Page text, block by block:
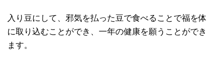
入り豆にして、邪気を払った豆で食べることで福を体
に取り込むことができ、一年の健康を願うことができ
ます。